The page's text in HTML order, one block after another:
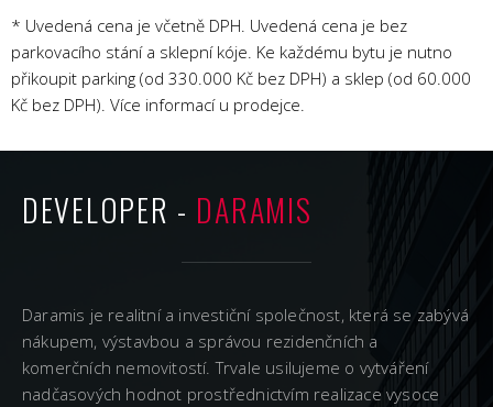
* Uvedená cena je včetně DPH. Uvedená cena je bez
parkovacího stání a sklepní kóje. Ke každému bytu je nutno
přikoupit parking (od 330.000 Kč bez DPH) a sklep (od 60.000
Kč bez DPH). Více informací u prodejce.
DEVELOPER - DARAMIS
Daramis je realitní a investiční společnost, která se zabývá
nákupem, výstavbou a správou rezidenčních a
komerčních nemovitostí. Trvale usilujeme o vytváření
nadčasových hodnot prostřednictvím realizace vysoce